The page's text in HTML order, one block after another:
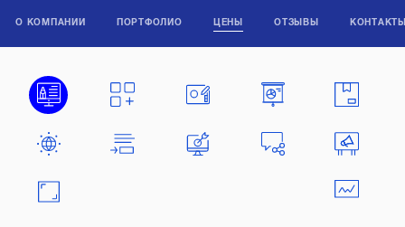
О КОМПАНИИ ПОРТФОЛИО ЦЕНЫ ОТЗЫВЫ